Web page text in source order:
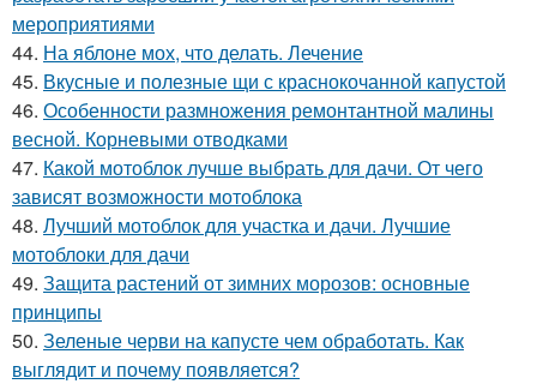
мероприятиями
44. На яблоне мох, что делать. Лечение
45. Вкусные и полезные щи с краснокочанной капустой
46. Особенности размножения ремонтантной малины
весной. Корневыми отводками
47. Какой мотоблок лучше выбрать для дачи. От чего
зависят возможности мотоблока
48. Лучший мотоблок для участка и дачи. Лучшие
мотоблоки для дачи
49. Защита растений от зимних морозов: основные
принципы
50. Зеленые черви на капусте чем обработать. Как
выглядит и почему появляется?